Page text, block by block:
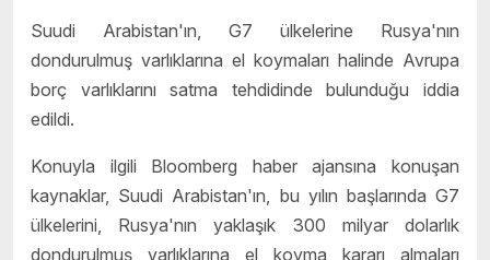
Suudi Arabistan'ın, G7 ülkelerine Rusya'nın
dondurulmuş varlıklarına el koymaları halinde Avrupa
borç varlıklarını satma tehdidinde bulunduğu iddia
edildi.
Konuyla ilgili Bloomberg haber ajansına konuşan
kaynaklar, Suudi Arabistan'ın, bu yılın başlarında G7
ülkelerini, Rusya'nın yaklaşık 300 milyar dolarlık
dondurulmuş varlıklarına el koyma kararı almaları